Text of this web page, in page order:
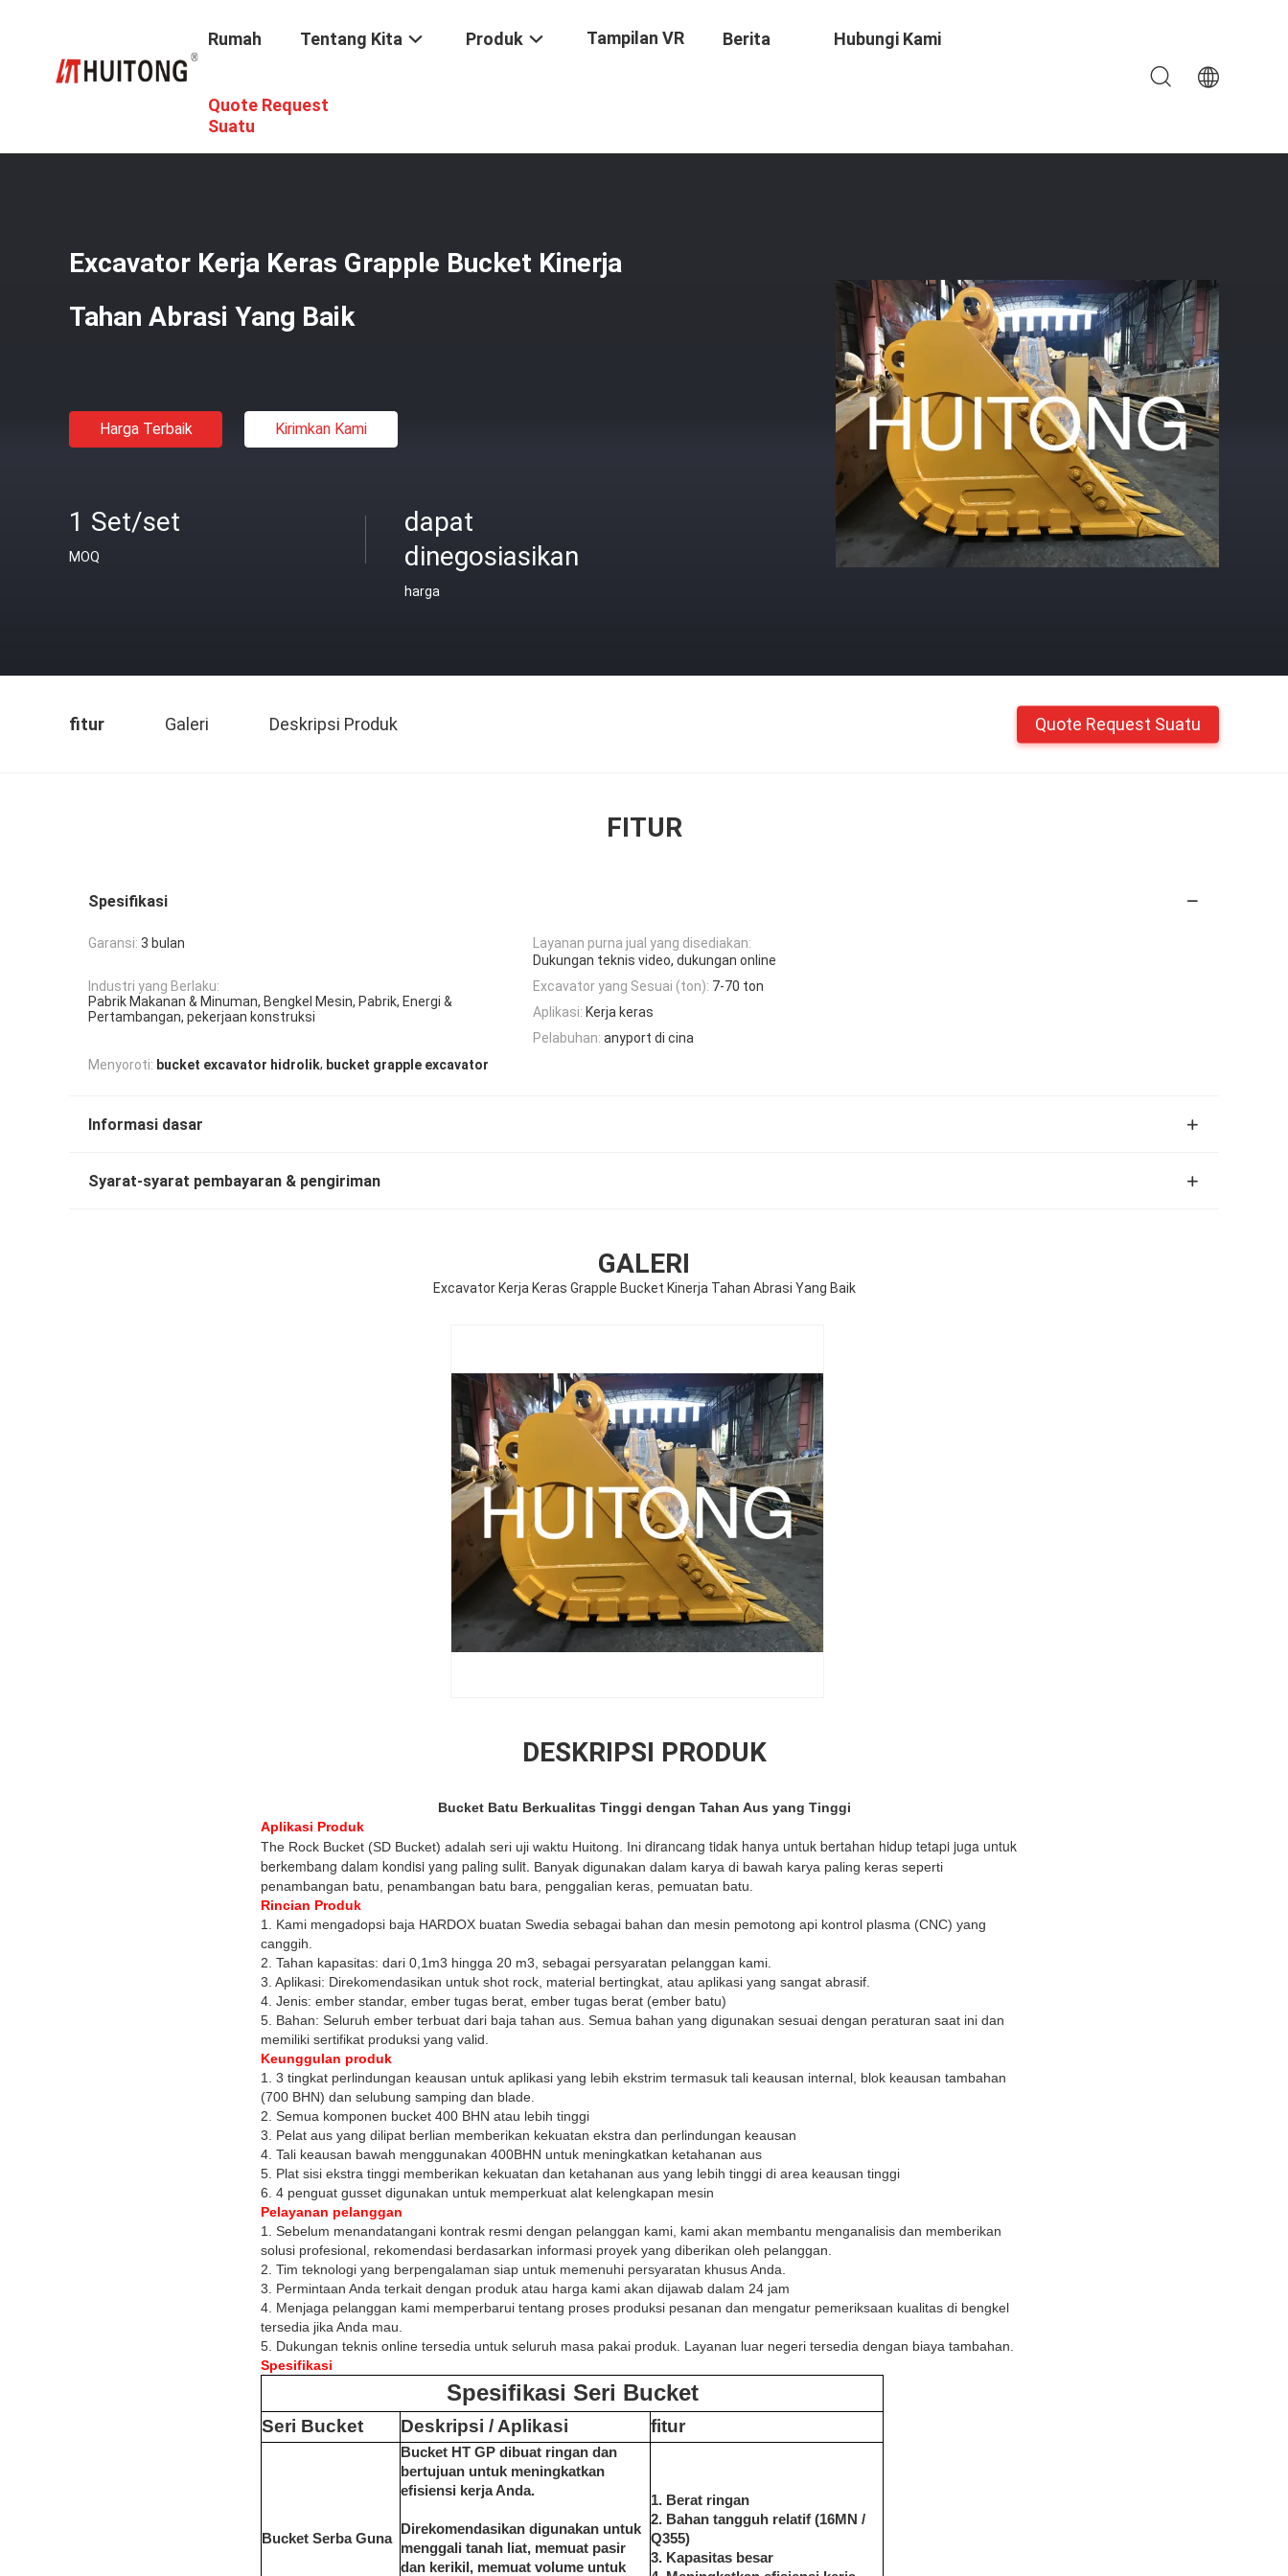
Rumah Tentang Kita Produk Tampilan VR Berita Hubungi Kami
Quote Request
Suatu
Ember Rock Excavator
Excavator Kerja Keras Grapple Bucket Kinerja
Tahan Abrasi Yang Baik
Harga Terbaik Kirimkan Kami
1 Set/set
MOQ
dapat
dinegosiasikan
harga
fitur Galeri Deskripsi Produk Quote Request Suatu
FITUR
Spesifikasi
Garansi: 3 bulan
Layanan purna jual yang disediakan:
Dukungan teknis video, dukungan online
Industri yang Berlaku:
Pabrik Makanan & Minuman, Bengkel Mesin, Pabrik, Energi &
Pertambangan, pekerjaan konstruksi
Excavator yang Sesuai (ton): 7-70 ton
Aplikasi: Kerja keras
Pelabuhan: anyport di cina
Menyoroti: bucket excavator hidrolik, bucket grapple excavator
Informasi dasar
Syarat-syarat pembayaran & pengiriman
GALERI
Excavator Kerja Keras Grapple Bucket Kinerja Tahan Abrasi Yang Baik
DESKRIPSI PRODUK
Bucket Batu Berkualitas Tinggi dengan Tahan Aus yang Tinggi
Aplikasi Produk
The Rock Bucket (SD Bucket) adalah seri uji waktu Huitong. Ini dirancang tidak hanya untuk bertahan hidup tetapi juga untuk
berkembang dalam kondisi yang paling sulit. Banyak digunakan dalam karya di bawah karya paling keras seperti
penambangan batu, penambangan batu bara, penggalian keras, pemuatan batu.
Rincian Produk
1. Kami mengadopsi baja HARDOX buatan Swedia sebagai bahan dan mesin pemotong api kontrol plasma (CNC) yang
canggih.
2. Tahan kapasitas: dari 0,1m3 hingga 20 m3, sebagai persyaratan pelanggan kami.
3. Aplikasi: Direkomendasikan untuk shot rock, material bertingkat, atau aplikasi yang sangat abrasif.
4. Jenis: ember standar, ember tugas berat, ember tugas berat (ember batu)
5. Bahan: Seluruh ember terbuat dari baja tahan aus. Semua bahan yang digunakan sesuai dengan peraturan saat ini dan
memiliki sertifikat produksi yang valid.
Keunggulan produk
1. 3 tingkat perlindungan keausan untuk aplikasi yang lebih ekstrim termasuk tali keausan internal, blok keausan tambahan
(700 BHN) dan selubung samping dan blade.
2. Semua komponen bucket 400 BHN atau lebih tinggi
3. Pelat aus yang dilipat berlian memberikan kekuatan ekstra dan perlindungan keausan
4. Tali keausan bawah menggunakan 400BHN untuk meningkatkan ketahanan aus
5. Plat sisi ekstra tinggi memberikan kekuatan dan ketahanan aus yang lebih tinggi di area keausan tinggi
6. 4 penguat gusset digunakan untuk memperkuat alat kelengkapan mesin
Pelayanan pelanggan
1. Sebelum menandatangani kontrak resmi dengan pelanggan kami, kami akan membantu menganalisis dan memberikan
solusi profesional, rekomendasi berdasarkan informasi proyek yang diberikan oleh pelanggan.
2. Tim teknologi yang berpengalaman siap untuk memenuhi persyaratan khusus Anda.
3. Permintaan Anda terkait dengan produk atau harga kami akan dijawab dalam 24 jam
4. Menjaga pelanggan kami memperbarui tentang proses produksi pesanan dan mengatur pemeriksaan kualitas di bengkel
tersedia jika Anda mau.
5. Dukungan teknis online tersedia untuk seluruh masa pakai produk. Layanan luar negeri tersedia dengan biaya tambahan.
Spesifikasi
Spesifikasi Seri Bucket
Seri Bucket Deskripsi / Aplikasi fitur
Bucket Serba Guna
Bucket HT GP dibuat ringan dan
bertujuan untuk meningkatkan
efisiensi kerja Anda.
Direkomendasikan digunakan untuk
menggali tanah liat, memuat pasir
dan kerikil, memuat volume untuk
1. Berat ringan
2. Bahan tangguh relatif (16MN /
Q355)
3. Kapasitas besar